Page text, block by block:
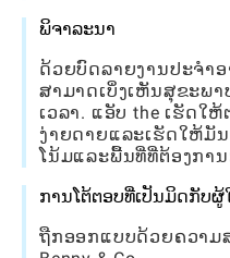
ພິຈາລະນາ
ດ້ວຍບົດລາຍງານປະຈໍາ
ສາມາດເບິ່ງເຫັນສຸຂະພາ
ເວລາ. ແອັບ the ເຮັດໃ
ງ່າຍດາຍແລະເຮັດໃຫ້ມັ
ໂນ້ມແລະພື້ນທີ່ທີ່ຕ້ອງກາ
ການໂຕ້ຕອບທີ່ເປັນມິດກັບຜູ້
ຖືກອອກແບບດ້ວຍຄວາມ